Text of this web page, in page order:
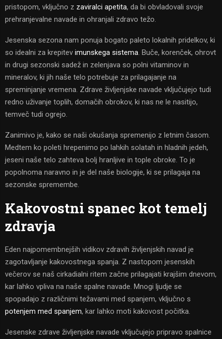
pristopom, vključno z zaviralci apetita, da bi obvladovali svoje
prehranjevalne navade in ohranjali zdravo težo.
Jesenska sezona nam ponuja bogato paleto lokalnih pridelkov, ki
so idealni za krepitev imunskega sistema . Buče, korenček, ohrovt
in drugi sezonski sadež in zelenjava so polni vitaminov in
mineralov, ki jih naše telo potrebuje za prilagajanje na
spreminjanje vremena. Zdrave življenjske navade vključujejo tudi
redno uživanje toplih, domačih obrokov, ki nas ne le nasitijo,
temveč tudi ogrejo.
Zanimivo je, kako se naši okušanja spremenijo z letnim časom.
Medtem ko poleti hrepenimo po lahkih solatah in hladnih jedeh,
jeseni naše telo zahteva bolj hranljive in tople obroke. To je
popolnoma naravno in je del naše biologije, ki se prilagaja na
sezonske spremembe.
Kakovostni spanec kot temelj
zdravja
Eden najpomembnejših vidikov zdravih življenjskih navad je
zagotavljanje kakovostnega spanja. Z nastopom jesenskih
večerov se naš cirkadialni ritem začne prilagajati krajšim dnevom,
kar lahko vpliva na naše spalne navade. Mnogi ljudje se
spopadajo z različnimi težavami med spanjem, vključno s
potenjem med spanjem, kar lahko moti kakovost počitka.
Jesenske zdrave življenjske navade vključujejo pripravo spalnice